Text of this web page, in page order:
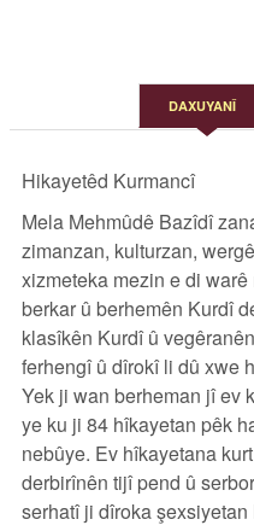
DAXUYANÎ
Hikayetêd Kurmancî
Mela Mehmûdê‌ Bazîdî
zimanzan, kulturzan,
xizmeteka mezin e di
berkar û berhemên Kurdî
klasîkên Kurdî û
ferhengî û dîrokî li dû xwe
Yek ji wan berheman jî ev
ye ku ji 84 hîkayetan pêk
nebûye. Ev hîkayetana
derbirînên tijî pend û
serhatî ji dîroka